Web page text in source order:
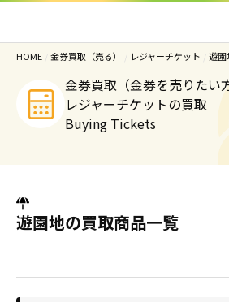
TOP
金券買取（金券を売りたい方）
切手
株主優待券
切手
JAL・ANA航空券
お客様の声
会社情報
HOME 金券買取（売る） レジャーチケット 遊園
金券買取（金券を売りたい方
レジャーチケットの買取
Buying Tickets
遊園地の買取商品一覧